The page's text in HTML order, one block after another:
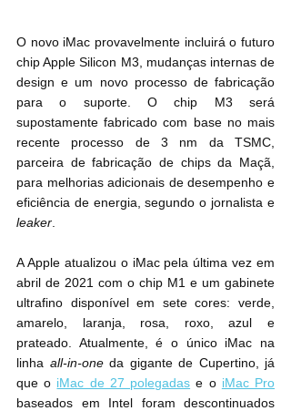
O novo iMac provavelmente incluirá o futuro
chip Apple Silicon M3, mudanças internas de
design e um novo processo de fabricação
para o suporte. O chip M3 será
supostamente fabricado com base no mais
recente processo de 3 nm da TSMC,
parceira de fabricação de chips da Maçã,
para melhorias adicionais de desempenho e
leaker
A Apple atualizou o iMac pela última vez em
abril de 2021 com o chip M1 e um gabinete
ultrafino disponível em sete cores: verde,
amarelo, laranja, rosa, roxo, azul e
prateado. Atualmente, é o único iMac na
linha all-in-one da gigante de Cupertino, já
que o iMac de 27 polegadas e o iMac Pro
baseados em Intel foram descontinuados